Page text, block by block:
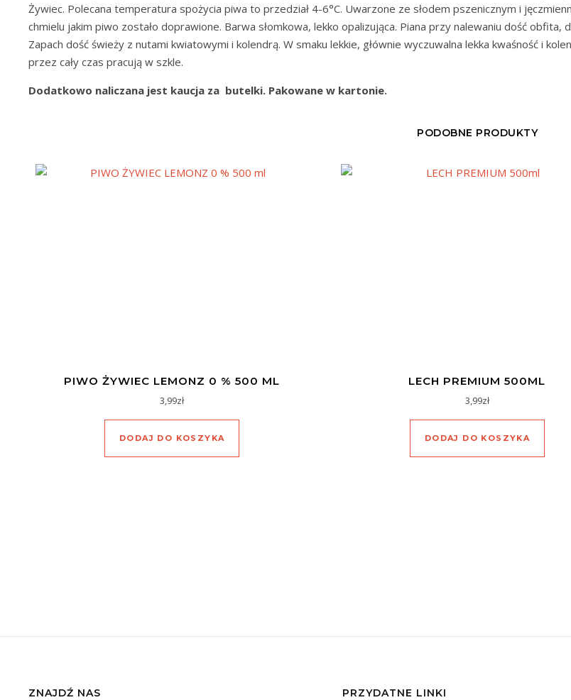
Żywiec. Polecana temperatura spożycia piwa to przedział 4-6°C. Uwarzone ze słodem pszenicznym i
chmielu jakim piwo zostało doprawione. Barwa słomkowa, lekko opalizująca. Piana przy nalewaniu dość
Zapach dość świeży z nutami kwiatowymi i kolendrą. W smaku lekkie, głównie wyczuwalna lekka kwaśność i
przez cały czas pracują w szkle.
Dodatkowo naliczana jest kaucja za butelki. Pakowane w kartonie.
PODOBNE PRODUKTY
PIWO ŻYWIEC LEMONZ 0 % 500 ML
3,99zł
DODAJ DO KOSZYKA
LECH PREMIUM 500ML
3,99zł
DODAJ DO KOSZYKA
ZNAJDŹ NAS PRZYDATNE LINKI